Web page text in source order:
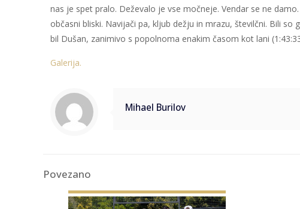
nas je spet pralo. Deževalo je vse močneje. Vendar se ne
občasni bliski. Navijači pa, kljub dežju in mrazu, številčni. Bili
bil Dušan, zanimivo s popolnoma enakim časom kot lani
Galerija.
Mihael Burilov
Povezano